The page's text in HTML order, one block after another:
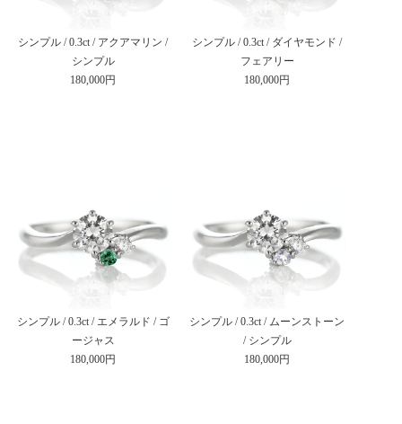
シンプル / 0.3ct / アクアマリン /
シンプル
180,000円
シンプル / 0.3ct / ダイヤモンド /
フェアリー
180,000円
シンプル / 0.3ct / エメラルド / ゴ
ージャス
180,000円
シンプル / 0.3ct / ムーンストーン
/ シンプル
180,000円